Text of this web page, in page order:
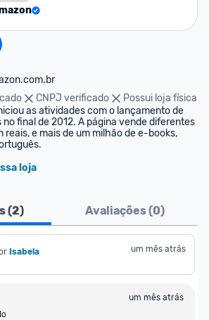
CNPJ verificado
Possui loja física
as atividades com o lançamento de
final de 2012. A página vende diferentes
reais, e mais de um milhão de e-books,
loja
(2) Avaliações (0)
Isabela um mês atrás
um mês atrás